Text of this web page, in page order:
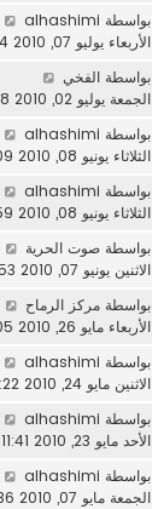
بواسطة alhashimi
الأربعاء يوليو 07, 2010 1:04 pm
بواسطة الفخي
الجمعة يوليو 02, 2010 12:28 pm
بواسطة alhashimi
الثلاثاء يونيو 08, 2010 2:09 pm
بواسطة alhashimi
الثلاثاء يونيو 08, 2010 1:59 pm
بواسطة صوت الحرية
الاثنين يونيو 07, 2010 12:53 pm
بواسطة مركز الرماح
الأربعاء مايو 26, 2010 9:05 am
بواسطة alhashimi
الاثنين مايو 24, 2010 12:22 am
بواسطة alhashimi
الأحد مايو 23, 2010 11:41 pm
بواسطة alhashimi
الجمعة مايو 07, 2010 10:36 pm